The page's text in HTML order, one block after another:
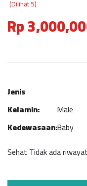
(Dilihat 5)
Rp
Jenis
Kelamin:
Male
Kedewasaan:Baby
Sehat Tidak ada